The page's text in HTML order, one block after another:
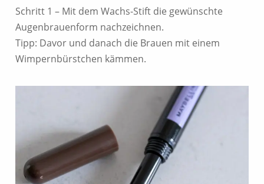
Schritt 1 – Mit dem Wachs-Stift die gewünschte
Augenbrauenform nachzeichnen.
Tipp: Davor und danach die Brauen mit einem
Wimpernbürstchen kämmen.